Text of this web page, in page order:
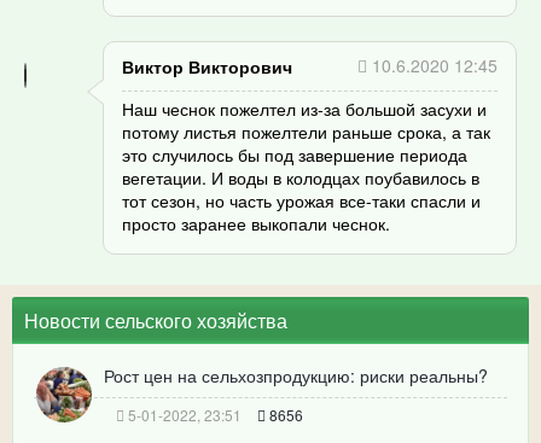
Виктор Викторович
10.6.2020 12:45
Наш чеснок пожелтел из-за большой засухи и
потому листья пожелтели раньше срока, а так
это случилось бы под завершение периода
вегетации. И воды в колодцах поубавилось в
тот сезон, но часть урожая все-таки спасли и
просто заранее выкопали чеснок.
Новости сельского хозяйства
Рост цен на сельхозпродукцию: риски реальны?
5-01-2022, 23:51 8656